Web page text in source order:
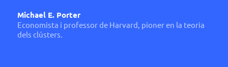
Michael E. Porter
Economista i professor de Harvard, pioner en la teoria
dels clústers.